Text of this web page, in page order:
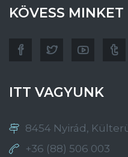
KÖVESS MINKET
ITT VAGYUNK
8454 Nyirád,
+36 (88) 506 003